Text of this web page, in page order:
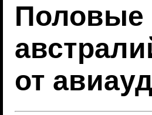
Половые
от